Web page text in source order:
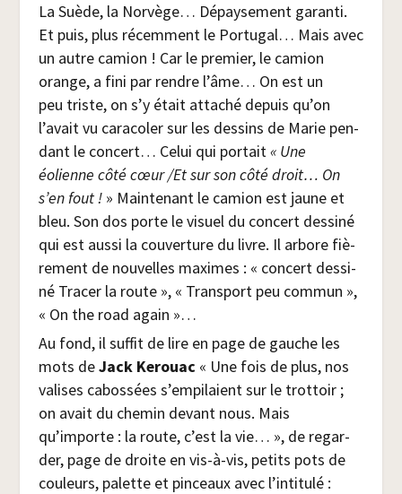
La Suède, la Nor­vège… Dépay­se­ment garan­ti.
Et puis, plus récem­ment le Por­tu­gal… Mais avec
un autre camion ! Car le pre­mier, le camion
orange, a fini par rendre l’âme… On est un
peu triste, on s’y était atta­ché depuis qu’on
l’avait vu cara­co­ler sur les des­sins de Marie pen­
dant le concert… Celui qui por­tait« Une
éolienne côté cœur /​Et sur son côté droit… On
s’en fout !» Main­te­nant le camion est jaune et
bleu. Son dos porte le visuel du concert des­si­né
qui est aus­si la cou­ver­ture du livre. Il arbore fiè­
re­ment de nou­velles maximes : « concert des­si­
né Tra­cer la route », « Trans­port peu com­mun »,
« On the road again »…
Au fond, il suf­fit de lire en page de gauche les
mots deJack Kerouac « Une fois de plus, nos
valises cabos­sées s’empilaient sur le trot­toir ;
on avait du che­min devant nous. Mais
qu’importe : la route, c’est la vie… », de regar­
der, page de droite en vis-à-vis, petits pots de
cou­leurs, palette et pin­ceaux avec l’intitulé :